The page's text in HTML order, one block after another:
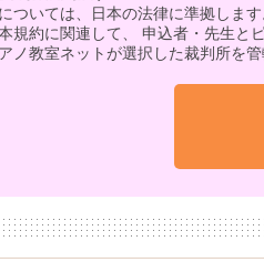
ついては、日本の法律に準拠します
規約に関連して、 申込者・先生
ノ教室ネットが選択した裁判所を管